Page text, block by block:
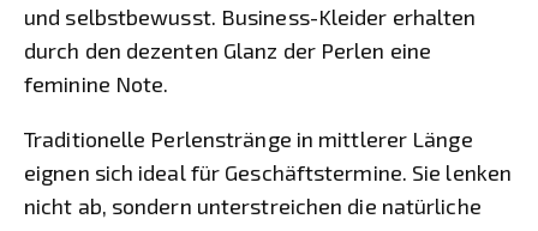
und selbstbewusst. Business-Kleider erhalten
durch den dezenten Glanz der Perlen eine
feminine Note.
Traditionelle Perlenstränge in mittlerer Länge
eignen sich ideal für Geschäftstermine. Sie lenken
nicht ab, sondern unterstreichen die natürliche